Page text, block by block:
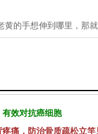
黄的手想伸到哪里，那
效对抗癌细胞
痛，防治骨质疏松立竿